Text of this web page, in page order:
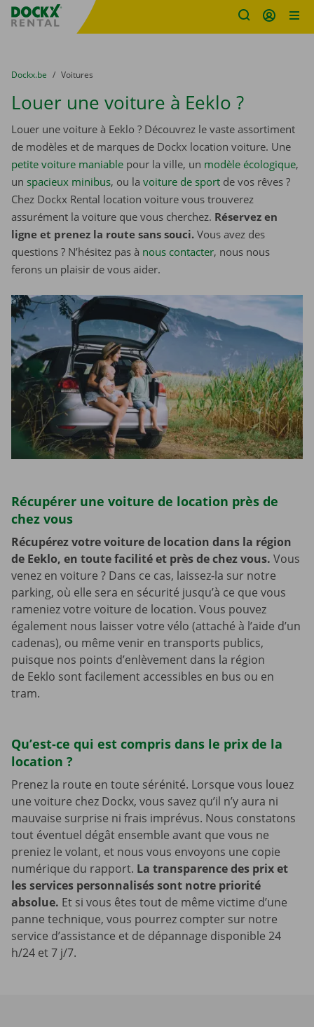
sitename
You are here:
du
Dockx.be to
Voitures
Louer une voiture à Eeklo ?
Louer une voiture à Eeklo ? Découvrez le vaste assortiment
de modèles et de marques de Dockx location voiture. Une
petite voiture maniable pour la ville, un modèle écologique,
un spacieux minibus, ou la voiture de sport de vos rêves ?
Chez Dockx Rental location voiture vous trouverez
assurément la voiture que vous cherchez. Réservez en
ligne et prenez la route sans souci. Vous avez des
questions ? N’hésitez pas à nous contacter, nous nous
ferons un plaisir de vous aider.
Récupérer une voiture de location près de
chez vous
Récupérez votre voiture de location dans la région
de Eeklo, en toute facilité et près de chez vous. Vous
venez en voiture ? Dans ce cas, laissez-la sur notre
parking, où elle sera en sécurité jusqu’à ce que vous
rameniez votre voiture de location. Vous pouvez
également nous laisser votre vélo (attaché à l’aide d’un
cadenas), ou même venir en transports publics,
puisque nos points d’enlèvement dans la région
de Eeklo sont facilement accessibles en bus ou en
tram.
Qu’est-ce qui est compris dans le prix de la
location ?
Prenez la route en toute sérénité. Lorsque vous louez
une voiture chez Dockx, vous savez qu’il n’y aura ni
mauvaise surprise ni frais imprévus. Nous constatons
tout éventuel dégât ensemble avant que vous ne
preniez le volant, et nous vous envoyons une copie
numérique du rapport. La transparence des prix et
les services personnalisés sont notre priorité
absolue. Et si vous êtes tout de même victime d’une
panne technique, vous pourrez compter sur notre
service d’assistance et de dépannage disponible 24
h/24 et 7 j/7.